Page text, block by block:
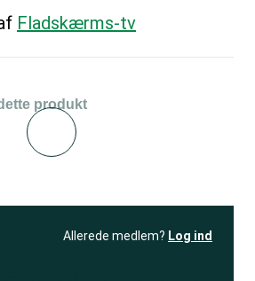
Fladskærms-tv
produkt
Allerede medlem? Log ind